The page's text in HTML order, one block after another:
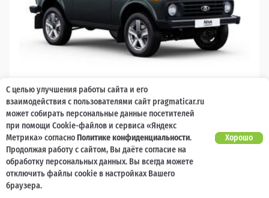
LADA Niva Legend
2026
Ваш кешбек 10 000 баллов
1 119 000 ₽
799 200₽
С целью улучшения работы сайта и его
взаимодействия с пользователями сайт pragmaticar.ru
может собирать персональные данные посетителей
при помощи Cookie-файлов и сервиса «Яндекс
Метрика» согласноПолитике конфиденциальности.
Продолжая работу с сайтом, Вы даёте согласие на
обработку персональных данных. Вы всегда можете
отключить файлы cookie в настройках Вашего
браузера.
Хорошо